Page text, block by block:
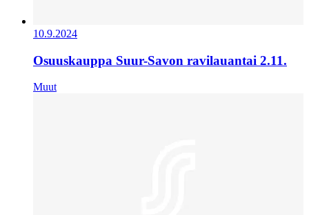
10.9.2024
Osuuskauppa Suur-Savon ravilauantai 2.11.
Muut